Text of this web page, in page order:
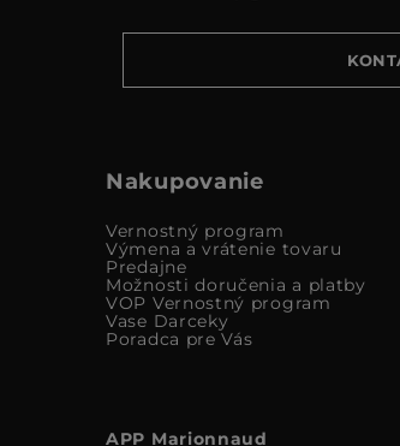
Nakupovanie
Vernostný program
Výmena a vrátenie tovaru
Predajne
Možnosti doručenia a platby
VOP Vernostný program
Vase Darceky
Poradca pre Vás
APP Marionnaud